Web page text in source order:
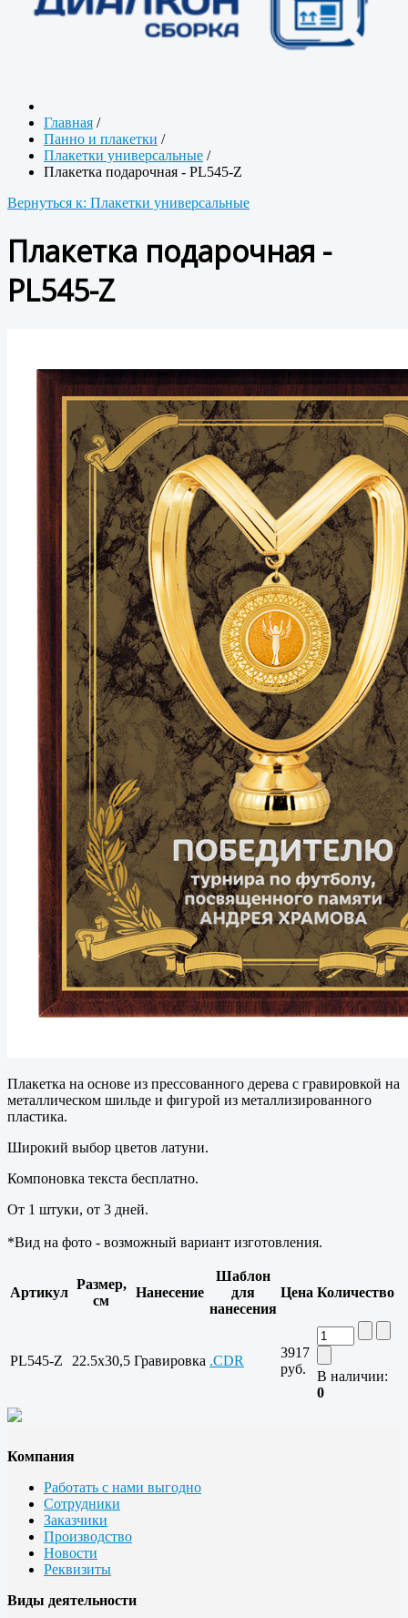
Главная /
Панно и плакетки /
Плакетки универсальные /
Плакетка подарочная - PL545-Z
Вернуться к: Плакетки универсальные
Плакетка подарочная -
PL545-Z
Плакетка на основе из прессованного дерева с гравировкой на
металлическом шильде и фигурой из металлизированного
пластика.
Широкий выбор цветов латуни.
Компоновка текста бесплатно.
От 1 штуки, от 3 дней.
*Вид на фото - возможный вариант изготовления.
Артикул
Размер,
см
Нанесение
Шаблон
для
нанесения
Цена Количество
PL545-Z 22.5x30,5 Гравировка .CDR
3917
руб.
В наличии:
0
Компания
Работать с нами выгодно
Сотрудники
Заказчики
Производство
Новости
Реквизиты
Виды деятельности